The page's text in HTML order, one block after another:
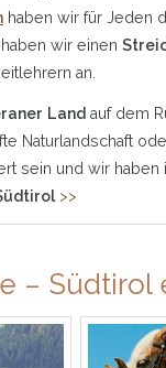
haben wir für Jeden
wir einen
an.
Land auf dem
Naturlandschaft
sein und wir
>>
– Südtirol